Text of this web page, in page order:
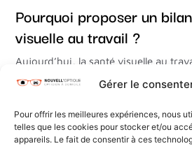
Gérer le
Pour offrir les meilleures expériences, nous
telles que les cookies pour stocker et/ou
appareils. Le fait de consentir à ces
Pourquoi proposer un
visuelle au travail ?
Aujourd’hui, la santé visuelle au
trop négligé dans de nombreuses
nous passons beaucoup de temps
nous rendre compte des risques
engendrer. Fatigue des yeux, maux